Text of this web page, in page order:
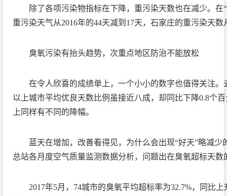
除了各项污染物指标在下降，重污染天数也在减少。在
重污染天气从2016年的44天减到17天，石家庄的重污染天数
臭氧污染有抬头趋势，次重点地区防治不能放松
在令人欣喜的成绩单上，一个小小的数字也值得关注
以上城市平均优良天数比例虽接近八成，却同比下降0.8个
上同样有不同的降幅。
蓝天在增加，改善看得见，为什么会出现“好天”略减
总站各月度空气质量监测数据分析，问题出在臭氧超标天数
2017年5月，74城市的臭氧平均超标率为32.7%，同比